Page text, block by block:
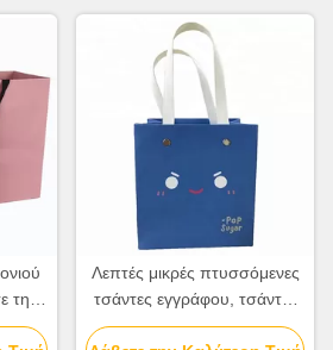
τις
Λεπτές μικρές πτυσσόμενες
τσάντες εγγράφου, τσάντες
Eco δώρων χαρτονιού φιλικό